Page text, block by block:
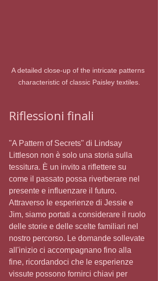
A detailed close-up of the intricate patterns
characteristic of classic Paisley textiles.
Riflessioni finali
"A Pattern of Secrets" di Lindsay
Littleson non è solo una storia sulla
tessitura. È un invito a riflettere su
come il passato possa riverberare nel
presente e influenzare il futuro.
Attraverso le esperienze di Jessie e
Jim, siamo portati a considerare il ruolo
delle storie e delle scelte familiari nel
nostro percorso. Le domande sollevate
all'inizio ci accompagnano fino alla
fine, ricordandoci che le esperienze
vissute possono fornirci chiavi per